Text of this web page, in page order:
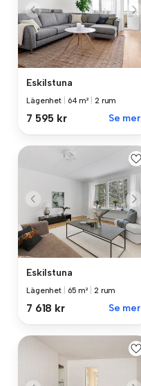
Eskilstuna
Lägenhet 64 m² 2 rum
7 595 kr Se mer
Eskilstuna
Lägenhet 65 m² 2 rum
7 618 kr Se mer